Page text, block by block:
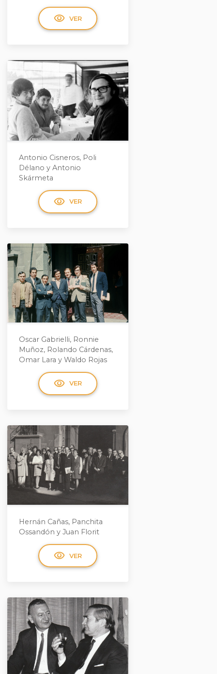
visibility VER
Antonio Cisneros, Poli
Délano y Antonio
Skármeta
visibility VER
Oscar Gabrielli, Ronnie
Muñoz, Rolando Cárdenas,
Omar Lara y Waldo Rojas
visibility VER
Hernán Cañas, Panchita
Ossandón y Juan Florit
visibility VER